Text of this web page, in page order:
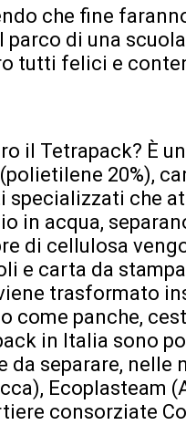
che fine
di una
tutti felici e
il Tetrapack? È
20%),
specializzati che
in acqua,
di cellulosa
e carta da
trasformato
come panche,
in Italia sono
da separare, nelle
Ecoplasteam
consorziate